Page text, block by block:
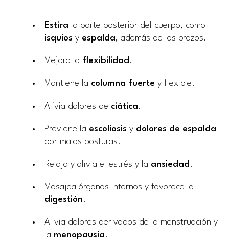
Estira la parte posterior del cuerpo, como
isquios y espalda, además de los brazos.
Mejora la flexibilidad .
Mantiene la columna fuerte y flexible.
Alivia dolores de ciática.
Previene la escoliosis y dolores de espalda
por malas posturas.
Relaja y alivia el estrés y la ansiedad .
Masajea órganos internos y favorece la
digestión.
Alivia dolores derivados de la menstruación y
la menopausia.